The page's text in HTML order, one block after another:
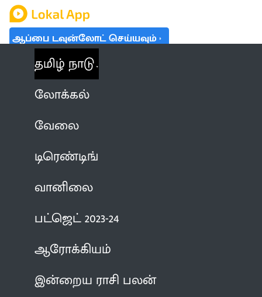
ஆப்பை டவுன்லோட் செய்யவும்
தமிழ் நாடு
லோக்கல்
வேலை
டிரெண்டிங்
வானிலை
பட்ஜெட் 2023-24
ஆரோக்கியம்
இன்றைய ராசி பலன்